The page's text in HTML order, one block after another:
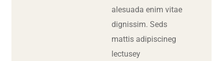
alesuada enim vitae
dignissim. Seds
mattis adipiscineg
lectusey